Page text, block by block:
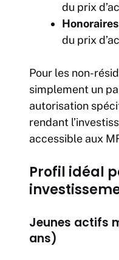
du prix
du prix
Pour les non-
simplement un
autorisation
rendant
accessible aux
Profil idéal
Jeunes actifs
ans)